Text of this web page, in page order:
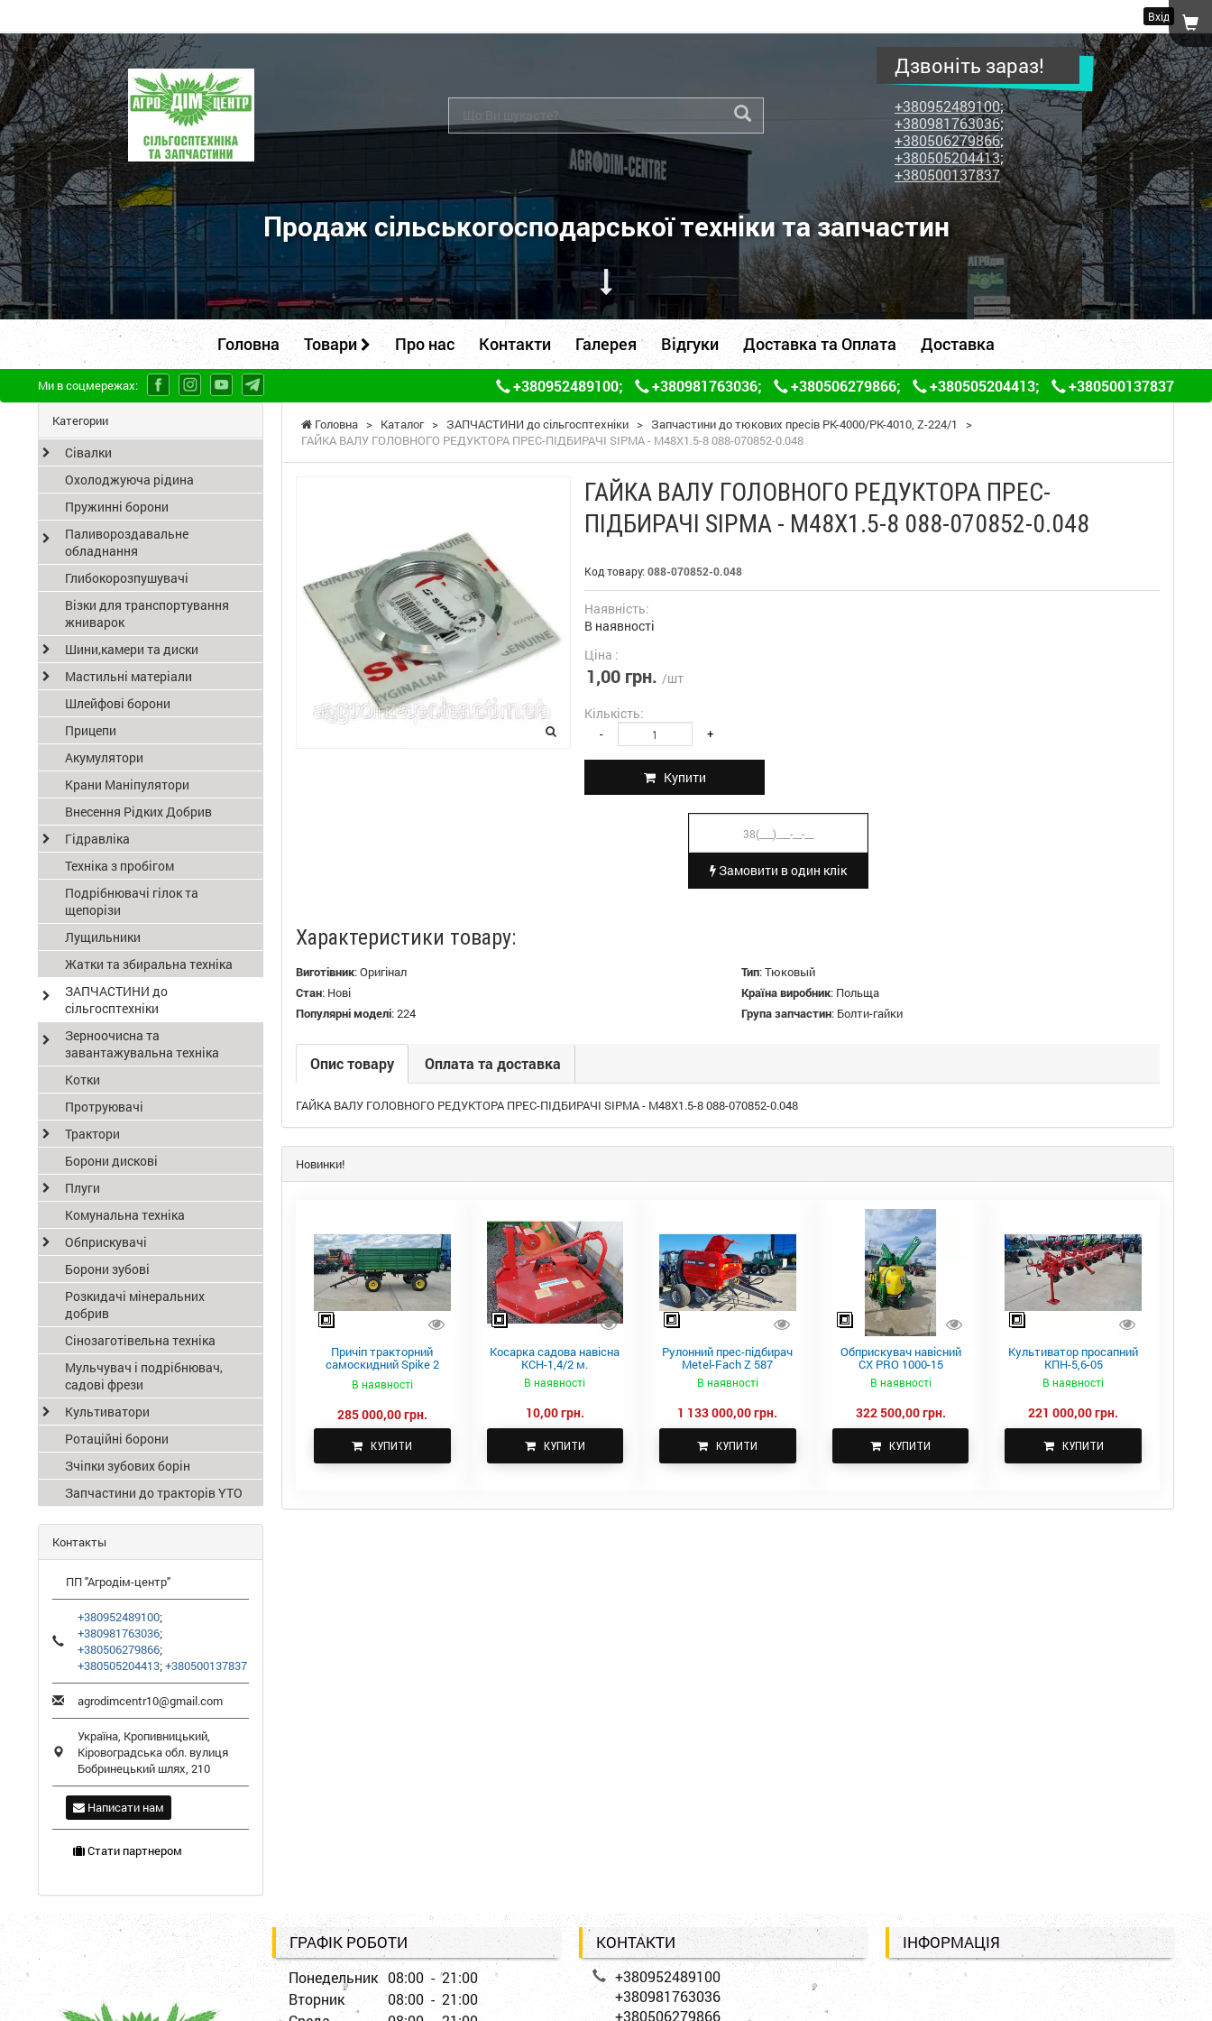
Вхід
ПП
"Агродім-
центр"
-
продаж
сільськогосподарської
техніки
та
запчастин
Дзвоніть зараз!
+380952489100;
+380981763036;
+380506279866;
+380505204413;
+380500137837
Продаж сільськогосподарської техніки та запчастин
Головна Товари Про нас Контакти Галерея Відгуки Доставка та Оплата Доставка
Ми в соцмережах: +380952489100; +380981763036; +380506279866; +380505204413; +380500137837
Головна > Каталог > ЗАПЧАСТИНИ до сільгосптехніки > Запчастини до тюкових пресів PK-4000/PK-4010, Z-224/1
>
ГАЙКА ВАЛУ ГОЛОВНОГО РЕДУКТОРА ПРЕС-ПІДБИРАЧІ SIPMA - M48X1.5-8 088-070852-0.048
ГАЙКА ВАЛУ ГОЛОВНОГО РЕДУКТОРА ПРЕС-
ПІДБИРАЧІ SIPMA - M48X1.5-8 088-070852-0.048
Код товару: 088-070852-0.048
Наявність:
В наявності
Ціна :
1,00 грн. /шт
Кількість:
- +
Купити
Замовити в один клік
Характеристики товару:
Виготівник:Оригінал Тип:Тюковый
Стан: Нові Країна виробник: Польща
Популярні моделі:224 Група запчастин: Болти-гайки
Опис товару Оплата та доставка
ГАЙКА ВАЛУ ГОЛОВНОГО РЕДУКТОРА ПРЕС-ПІДБИРАЧІ SIPMA - M48X1.5-8 088-070852-0.048
Новинки!
Причіп тракторний
самоскидний Spike 2
В наявності
285 000,00 грн.
КУПИТИ
Косарка садова навісна
КСН-1,4/2 м.
В наявності
10,00 грн.
КУПИТИ
Рулонний прес-підбирач
Metel-Fach Z 587
В наявності
1 133 000,00 грн.
КУПИТИ
Обприскувач навісний
CX PRO 1000-15
В наявності
322 500,00 грн.
КУПИТИ
Культиватор просапний
КПН-5,6-05
В наявності
221 000,00 грн.
КУПИТИ
Категории
Сівалки
Охолоджуюча рідина
Пружинні борони
Паливороздавальне
обладнання
Глибокорозпушувачі
Візки для транспортування
жниварок
Шини,камери та диски
Мастильні матеріали
Шлейфові борони
Прицепи
Акумулятори
Крани Маніпулятори
Внесення Рідких Добрив
Гідравліка
Техніка з пробігом
Подрібнювачі гілок та
щепорізи
Лущильники
Жатки та збиральна техніка
ЗАПЧАСТИНИ до
сільгосптехніки
Зерноочисна та
завантажувальна техніка
Котки
Протруювачі
Трактори
Борони дискові
Плуги
Комунальна техніка
Обприскувачі
Борони зубові
Розкидачі мінеральних
добрив
Сінозаготівельна техніка
Мульчувач і подрібнювач,
садові фрези
Культиватори
Ротаційні борони
Зчіпки зубових борін
Запчастини до тракторів YTO
Контакты
ПП "Агродім-центр"
+380952489100;
+380981763036;
+380506279866;
+380505204413;+380500137837
agrodimcentr10@gmail.com
Україна, Кропивницький,
Кіровоградська обл. вулиця
Бобринецький шлях, 210
Написати нам
Стати партнером
ГРАФІК РОБОТИ
Понедельник 08:00 - 21:00
Вторник
08:00 - 21:00
КОНТАКТИ
+380952489100
+380981763036
+380506279866
ІНФОРМАЦІЯ